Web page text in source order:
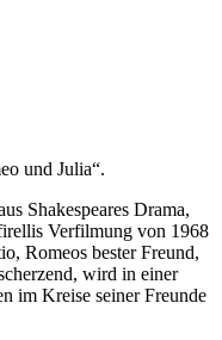
und Julia“.
Shakespeares Drama,
Verfilmung von 1968
Romeos bester Freund,
wird in einer
im Kreise seiner Freunde